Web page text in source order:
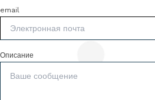
email
Описание